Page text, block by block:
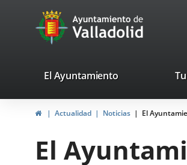
Portal
Web
Ayuntamiento
de
valladolid.es
El Ayuntamiento
InicioActualidad Noticias El
El